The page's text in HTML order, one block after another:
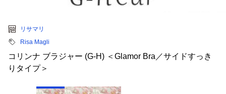
リサマリ
Risa Magli
コリンナ ブラジャー (G-H) ＜Glamor Bra／サイドすっき
りタイプ＞